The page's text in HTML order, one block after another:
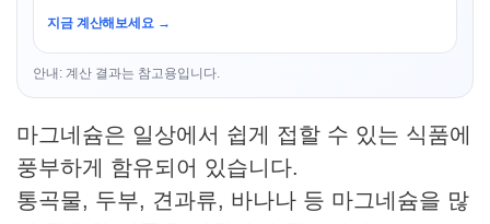
지금 계산해보세요 →
안내: 계산 결과는 참고용입니다.
마그네슘은 일상에서 쉽게 접할 수 있는 식품에
풍부하게 함유되어 있습니다.
통곡물, 두부, 견과류, 바나나 등 마그네슘을 많